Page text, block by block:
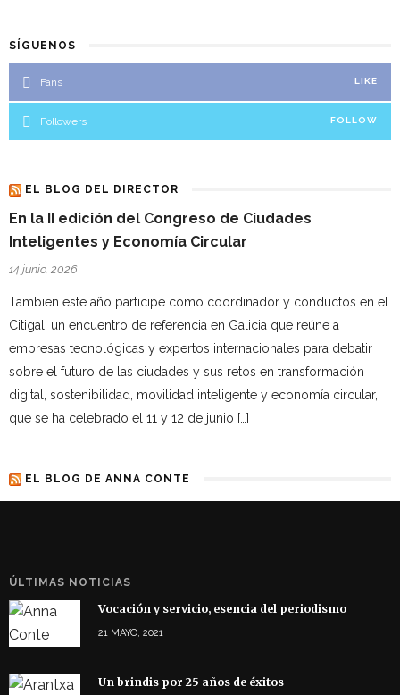
SÍGUENOS
Fans LIKE
Followers FOLLOW
EL BLOG DEL DIRECTOR
En la II edición del Congreso de Ciudades
Inteligentes y Economía Circular
14 junio, 2026
Tambien este año participé como coordinador y conductos en el
Citigal; un encuentro de referencia en Galicia que reúne a
empresas tecnológicas y expertos internacionales para debatir
sobre el futuro de las ciudades y sus retos en transformación
digital, sostenibilidad, movilidad inteligente y economía circular,
que se ha celebrado el 11 y 12 de junio […]
EL BLOG DE ANNA CONTE
ÚLTIMAS NOTICIAS
Vocación y servicio, esencia del periodismo
21 MAYO, 2021
Un brindis por 25 años de éxitos